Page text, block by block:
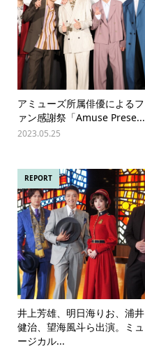
アミューズ所属俳優によるフ
ァン感謝祭「Amuse Prese...
2023.05.25
REPORT
井上芳雄、明日海りお、浦井
健治、望海風斗ら出演。ミュ
ージカル...